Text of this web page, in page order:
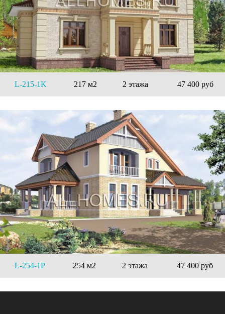
L-215-1K 217 м2 2 этажа 47 400 руб
L-254-1P 254 м2 2 этажа 47 400 руб